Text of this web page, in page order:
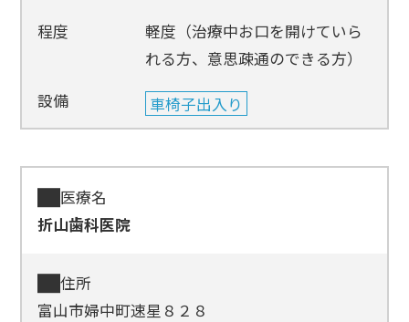
程度
軽度（治療中お口を開けていら
れる方、意思疎通のできる方）
設備
車椅子出入り
医療名
折山歯科医院
住所
富山市婦中町速星８２８